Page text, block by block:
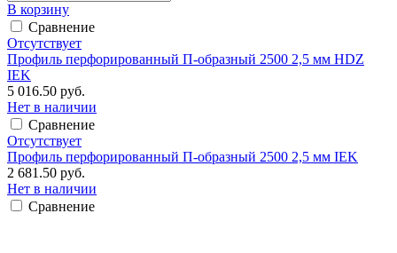
В корзину
Сравнение
Отсутствует
Профиль перфорированный П-образный 2500 2,5 мм HDZ
IEK
5 016.50 руб.
Нет в наличии
Сравнение
Отсутствует
Профиль перфорированный П-образный 2500 2,5 мм IEK
2 681.50 руб.
Нет в наличии
Сравнение